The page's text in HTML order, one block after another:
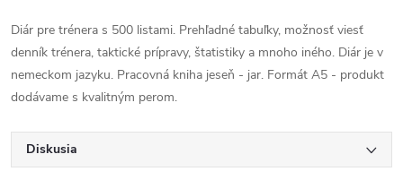
Diár pre trénera s 500 listami. Prehľadné tabuľky, možnosť viesť
denník trénera, taktické prípravy, štatistiky a mnoho iného. Diár je v
nemeckom jazyku. Pracovná kniha jeseň - jar. Formát A5 - produkt
dodávame s kvalitným perom.
Diskusia